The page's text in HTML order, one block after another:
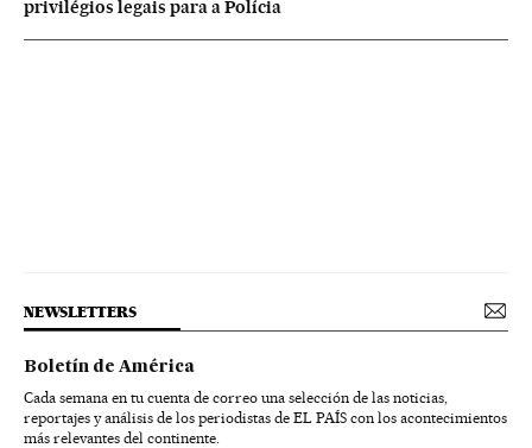
privilégios legais para a Polícia
NEWSLETTERS
Boletín de América
Cada semana en tu cuenta de correo una selección de las noticias,
reportajes y análisis de los periodistas de EL PAÍS con los acontecimientos
más relevantes del continente.